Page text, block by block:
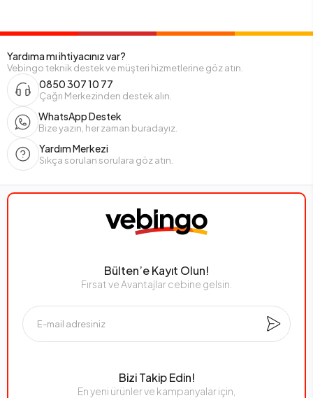
Yardıma mı ihtiyacınız var?
Vebingo teknik destek ve müşteri hizmetlerine göz atın.
0850 307 10 77
Çağrı Merkezinden destek alın.
WhatsApp Destek
Bize yazın, her zaman buradayız.
Yardım Merkezi
Sıkça sorulan sorulara göz atın.
Bülten’e Kayıt Olun!
Fırsat ve Avantajlar cebine gelsin.
Bizi Takip Edin!
En yeni ürünler ve kampanyalar için,